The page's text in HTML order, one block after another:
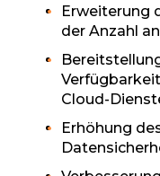
Erweiterung
der Anzahl
Cloud-
Erhöhung